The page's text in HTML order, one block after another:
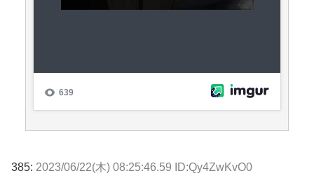
385: 2023/06/22(木) 08:25:46.59 ID:Qy4ZwKvO0